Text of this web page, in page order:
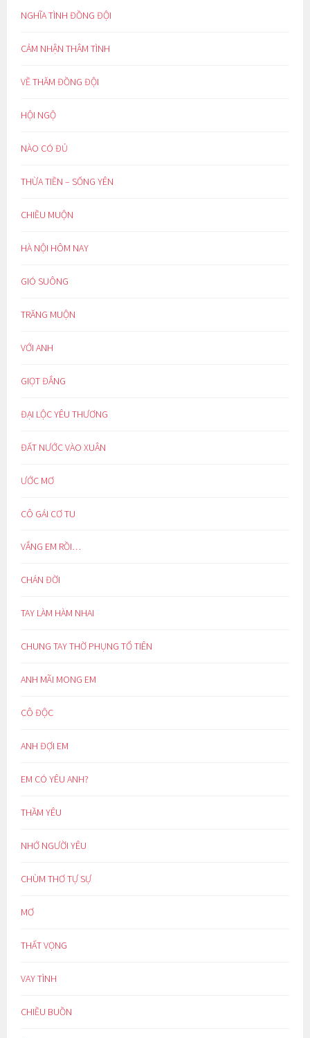
NGHĨA TÌNH ĐỒNG ĐỘI
CẢM NHẬN THÂM TÌNH
VỀ THĂM ĐỒNG ĐỘI
HỘI NGỘ
NÀO CÓ ĐỦ
THỪA TIỀN – SỐNG YÊN
CHIỀU MUỘN
HÀ NỘI HÔM NAY
GIÓ SUÔNG
TRĂNG MUỘN
VỚI ANH
GIỌT ĐẮNG
ĐẠI LỘC YÊU THƯƠNG
ĐẤT NƯỚC VÀO XUÂN
ƯỚC MƠ
CÔ GÁI CƠ TU
VẮNG EM RỒI…
CHÁN ĐỜI
TAY LÀM HÀM NHAI
CHUNG TAY THỜ PHỤNG TỔ TIÊN
ANH MÃI MONG EM
CÔ ĐỘC
ANH ĐỢI EM
EM CÓ YÊU ANH?
THẦM YÊU
NHỚ NGƯỜI YÊU
CHÙM THƠ TỰ SỰ
MƠ
THẤT VỌNG
VAY TÌNH
CHIỀU BUỒN